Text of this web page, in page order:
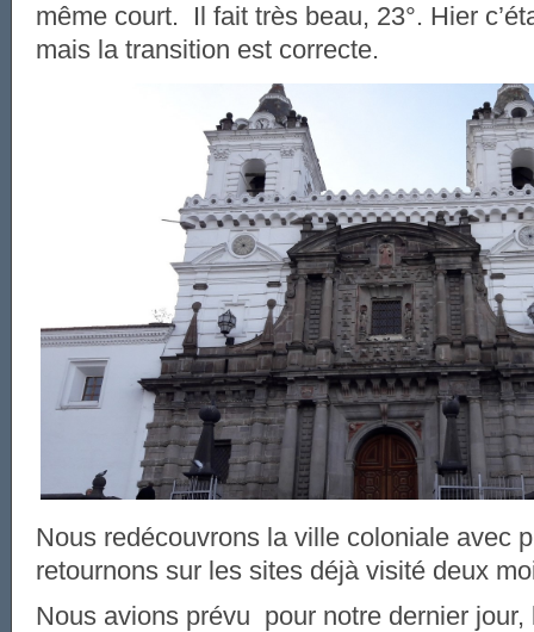
même court. Il fait très beau, 23°. Hier
mais la transition est correcte.
Nous redécouvrons la ville coloniale avec
retournons sur les sites déjà visité deux
Nous avions prévu pour notre dernier